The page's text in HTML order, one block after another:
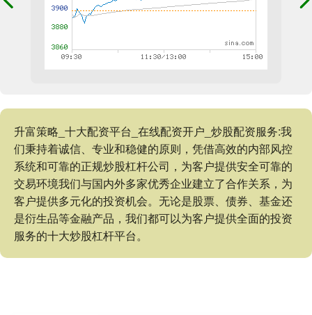
升富策略_十大配资平台_在线配资开户_炒股配资服务:我
们秉持着诚信、专业和稳健的原则，凭借高效的内部风控
系统和可靠的正规炒股杠杆公司，为客户提供安全可靠的
交易环境我们与国内外多家优秀企业建立了合作关系，为
客户提供多元化的投资机会。无论是股票、债券、基金还
是衍生品等金融产品，我们都可以为客户提供全面的投资
服务的十大炒股杠杆平台。